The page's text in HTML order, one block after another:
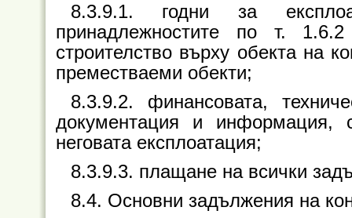
8.3.9.1. годни за
принадлежностите по т.
строителство върху обекта на
преместваеми обекти;
8.3.9.2. финансовата,
документация и информация,
неговата експлоатация;
8.3.9.3. плащане на всички
8.4. Основни задължения на